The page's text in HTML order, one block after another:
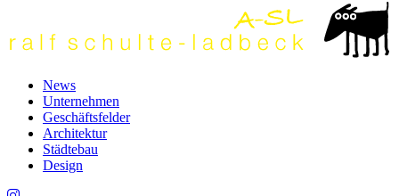
News
Unternehmen
Geschäftsfelder
Architektur
Städtebau
Design